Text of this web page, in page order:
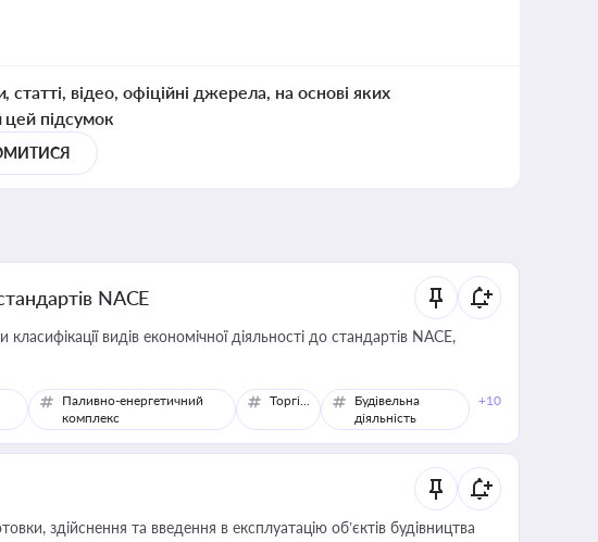
відео, офіційні джерела, на основі яких
підсумок
NACE
видів економічної діяльності до стандартів NACE,
Паливно-енергетичний
комплекс
Торгівля
Будівельна
діяльність
+10
здійснення та введення в експлуатацію об’єктів будівництва